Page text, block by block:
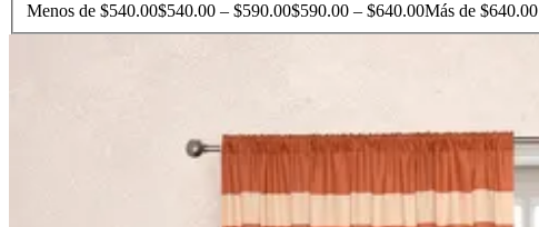
Menos de $540.00$540.00 – $590.00$590.00 – $640.00Más de $640.00